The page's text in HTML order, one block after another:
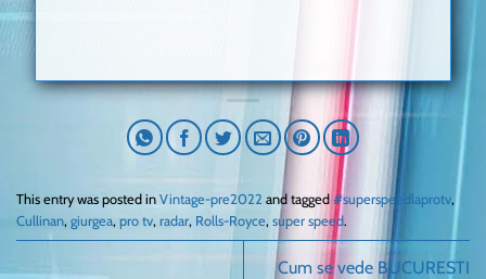
This entry was posted in Vintage-pre2022 and tagged #superspeedlaprotv,
Cullinan, giurgea, pro tv, radar, Rolls-Royce, super speed.
Cum se vede BUCURESTI